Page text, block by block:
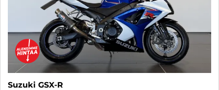
Suzuki GSX-R